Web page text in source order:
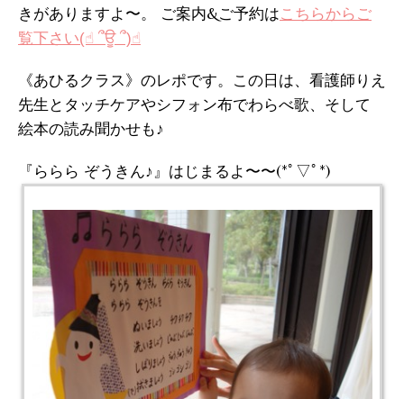
きがありますよ〜。 ご案内&ご予約はこちらからご
覧下さい(☝︎ ՞ਊ ՞)☝︎
《あひるクラス》のレポです。この日は、看護師りえ
先生とタッチケアやシフォン布でわらべ歌、そして
絵本の読み聞かせも♪
『ららら ぞうきん♪』はじまるよ〜〜(*ﾟ▽ﾟ*)